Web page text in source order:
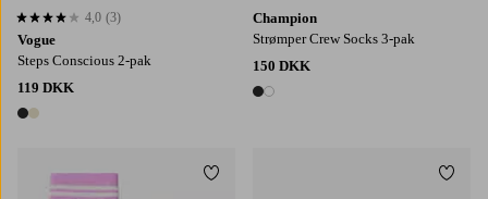
Vogue
Steps Conscious 2-pak
119 DKK
2 farver
4,0 baseret på 3 bedømmelser
4,0 (3)
Champion
Strømper Crew Socks 3-pak
150 DKK
2 farver
Tilføj til favoritter